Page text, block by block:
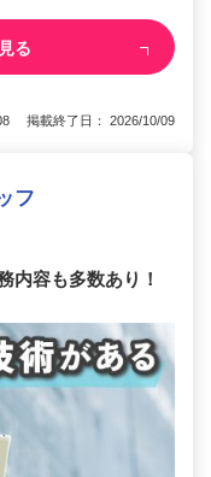
る
掲載終了日： 2026/10/09
フ
内容も多数あり！